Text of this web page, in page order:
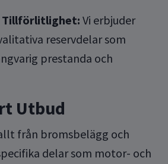
Tillförlitlighet:Vi erbjuder
reservdelar som
prestanda och
Utbud
från bromsbelägg och
delar som motor- och